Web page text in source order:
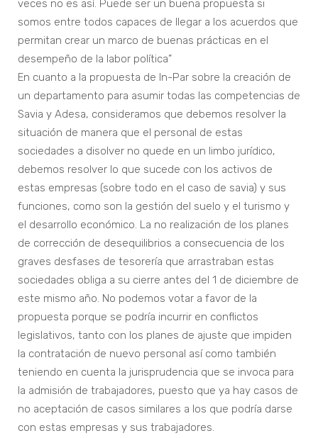
veces no es así. Puede ser un buena propuesta si
somos entre todos capaces de llegar a los acuerdos que
permitan crear un marco de buenas prácticas en el
desempeño de la labor política”
En cuanto a la propuesta de In-Par sobre la creación de
un departamento para asumir todas las competencias de
Savia y Adesa, consideramos que debemos resolver la
situación de manera que el personal de estas
sociedades a disolver no quede en un limbo jurídico,
debemos resolver lo que sucede con los activos de
estas empresas (sobre todo en el caso de savia) y sus
funciones, como son la gestión del suelo y el turismo y
el desarrollo económico. La no realización de los planes
de corrección de desequilibrios a consecuencia de los
graves desfases de tesorería que arrastraban estas
sociedades obliga a su cierre antes del 1 de diciembre de
este mismo año. No podemos votar a favor de la
propuesta porque se podría incurrir en conflictos
legislativos, tanto con los planes de ajuste que impiden
la contratación de nuevo personal así como también
teniendo en cuenta la jurisprudencia que se invoca para
la admisión de trabajadores, puesto que ya hay casos de
no aceptación de casos similares a los que podría darse
con estas empresas y sus trabajadores.